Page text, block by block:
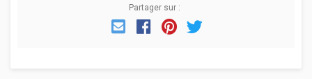
Partager sur :
EmailFacebook
Pinterest